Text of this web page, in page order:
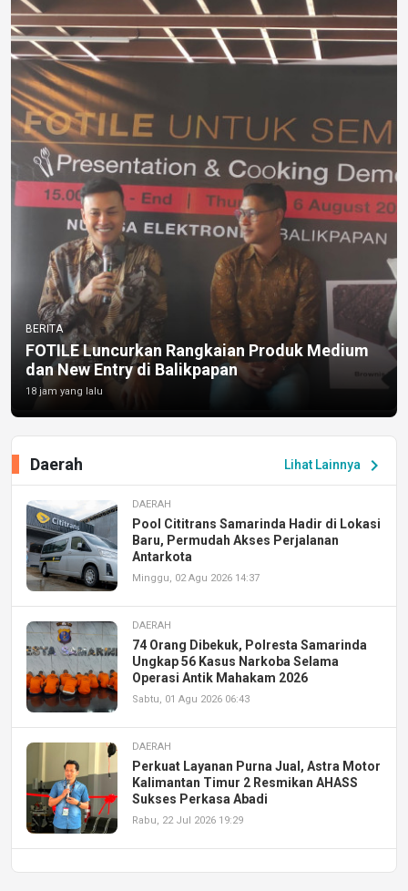
BERITA
FOTILE Luncurkan Rangkaian Produk Medium
dan New Entry di Balikpapan
18 jam yang lalu
Lihat Lainnya chevron_right
Daerah
DAERAH
Pool Cititrans Samarinda Hadir di Lokasi
Baru, Permudah Akses Perjalanan
Antarkota
Minggu, 02 Agu 2026 14:37
DAERAH
74 Orang Dibekuk, Polresta Samarinda
Ungkap 56 Kasus Narkoba Selama
Operasi Antik Mahakam 2026
Sabtu, 01 Agu 2026 06:43
DAERAH
Perkuat Layanan Purna Jual, Astra Motor
Kalimantan Timur 2 Resmikan AHASS
Sukses Perkasa Abadi
Rabu, 22 Jul 2026 19:29